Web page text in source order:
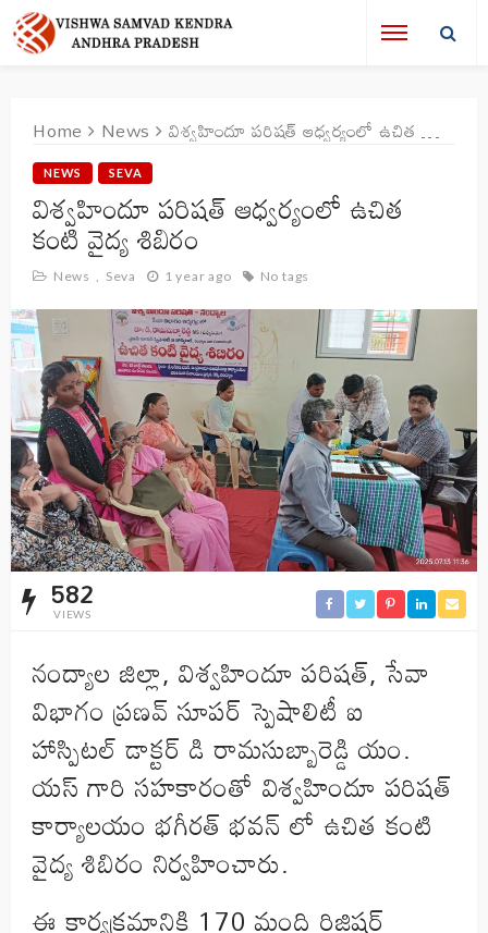
Home News విశ్వహిందూ పరిషత్ ఆధ్వర్యంలో ఉచిత కంటి వైద్య శిబిరం
NEWS SEVA
విశ్వహిందూ పరిషత్ ఆధ్వర్యంలో ఉచిత
కంటి వైద్య శిబిరం
News Seva 1 year ago No tags
582
VIEWS
నంద్యాల జిల్లా, విశ్వహిందూ పరిషత్, సేవా
విభాగం ప్రణవ్ సూపర్ స్పెషాలిటీ ఐ
హాస్పిటల్ డాక్టర్ డి రామసుబ్బారెడ్డి యం.
యస్ గారి సహకారంతో విశ్వహిందూ పరిషత్
కార్యాలయం భగీరత్ భవన్ లో ఉచిత కంటి
వైద్య శిబిరం నిర్వహించారు.
ఈ కార్యక్రమానికి 170 మంది రిజిష్టర్